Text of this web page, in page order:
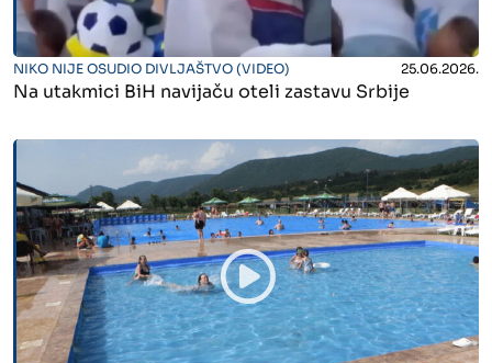
" alt="">
NIKO NIJE OSUDIO DIVLJAŠTVO (VIDEO) 25.06.2026.
Na utakmici BiH navijaču oteli zastavu Srbije